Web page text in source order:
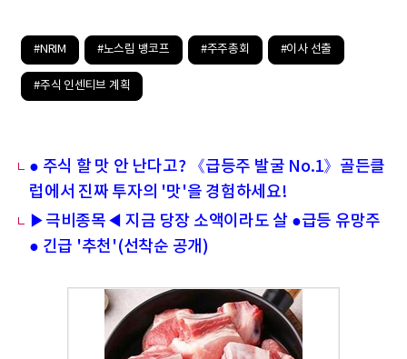
#NRIM #노스림 뱅코프 #주주총회 #이사 선출
#주식 인센티브 계획
● 주식 할 맛 안 난다고? 《급등주 발굴 No.1》골든클
럽에서 진짜 투자의 '맛'을 경험하세요!
▶극비종목◀ 지금 당장 소액이라도 살 ●급등 유망주
● 긴급 '추천'(선착순 공개)